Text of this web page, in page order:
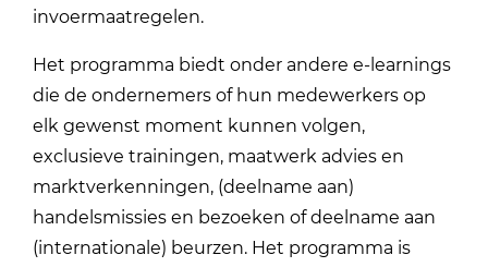
invoermaatregelen.
Het programma biedt onder andere e-learnings
die de ondernemers of hun medewerkers op
elk gewenst moment kunnen volgen,
exclusieve trainingen, maatwerk advies en
marktverkenningen, (deelname aan)
handelsmissies en bezoeken of deelname aan
(internationale) beurzen. Het programma is